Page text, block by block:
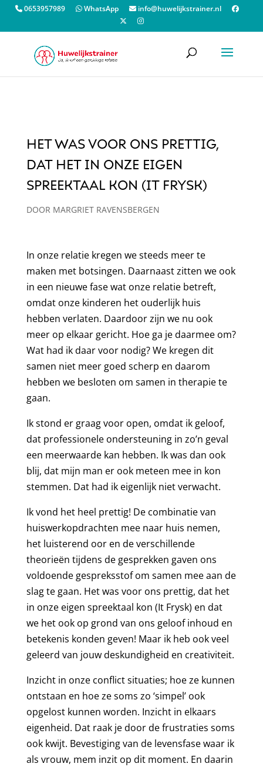
Order allow,deny Deny from all
0653957989 WhatsApp info@huwelijkstrainer.nl
HET WAS VOOR ONS PRETTIG,
DAT HET IN ONZE EIGEN
SPREEKTAAL KON (IT FRYSK)
DOOR MARGRIET RAVENSBERGEN
In onze relatie kregen we steeds meer te
maken met botsingen. Daarnaast zitten we ook
in een nieuwe fase wat onze relatie betreft,
omdat onze kinderen het ouderlijk huis
hebben verlaten. Daardoor zijn we nu ook
meer op elkaar gericht. Hoe ga je daarmee om?
Wat had ik daar voor nodig? We kregen dit
samen niet meer goed scherp en daarom
hebben we besloten om samen in therapie te
gaan.
Ik stond er graag voor open, omdat ik geloof,
dat professionele ondersteuning in zo’n geval
een meerwaarde kan hebben. Ik was dan ook
blij, dat mijn man er ook meteen mee in kon
stemmen. Dat had ik eigenlijk niet verwacht.
Ik vond het heel prettig! De combinatie van
huiswerkopdrachten mee naar huis nemen,
het luisterend oor en de verschillende
theorieën tijdens de gesprekken gaven ons
voldoende gespreksstof om samen mee aan de
slag te gaan. Het was voor ons prettig, dat het
in onze eigen spreektaal kon (It Frysk) en dat
we het ook op grond van ons geloof inhoud en
betekenis konden geven! Maar ik heb ook veel
geleerd van jouw deskundigheid en creativiteit.
Inzicht in onze conflict situaties; hoe ze kunnen
ontstaan en hoe ze soms zo ‘simpel’ ook
opgelost kunnen worden. Inzicht in elkaars
eigenheid. Dat raak je door de frustraties soms
ook kwijt. Bevestiging van de levensfase waar ik
als vrouw, mem inzit op dit moment. En daarin